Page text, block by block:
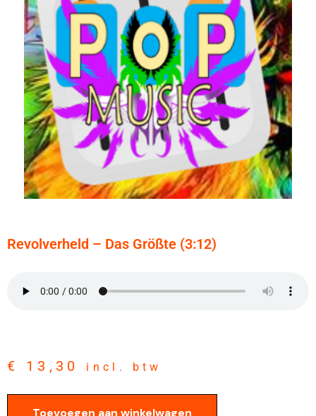
Revolverheld – Das Größte (3:12)
€ 13,30 incl. btw
Toevoegen aan winkelwagen